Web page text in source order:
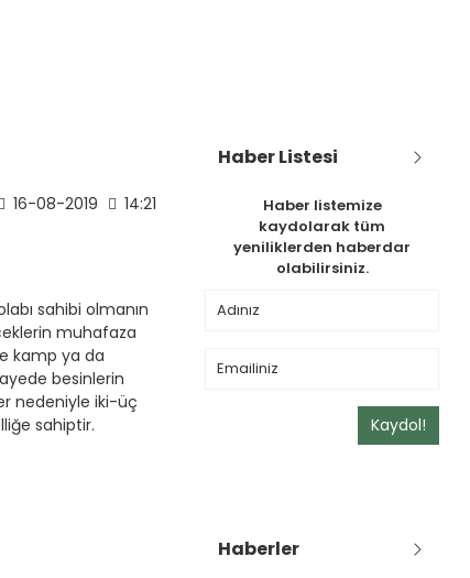
16-08-2019 14:21
sahibi olmanın
muhafaza
kamp ya da
besinlerin
nedeniyle iki-üç
sahiptir.
Haber Listesi
Haber listemize
kaydolarak tüm
yeniliklerden haberdar
olabilirsiniz.
Kaydol!
Haberler